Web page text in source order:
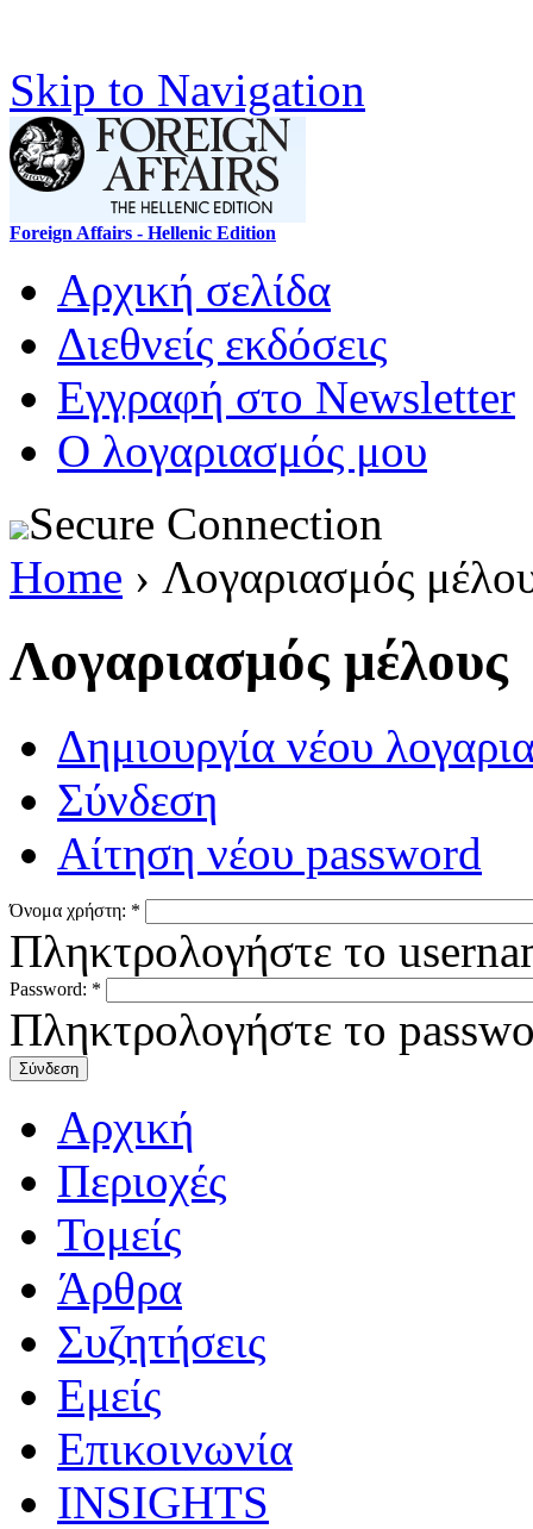
Skip to Navigation
Foreign Affairs - Hellenic Edition
Αρχική σελίδα
Διεθνείς εκδόσεις
Εγγραφή στο Newsletter
Ο λογαριασμός μου
Secure Connection
Home › Λογαριασμός
Λογαριασμός μέλους
Δημιουργία νέου
Σύνδεση
Αίτηση νέου password
Όνομα χρήστη: *
Πληκτρολογήστε το
Password: *
Πληκτρολογήστε το
Αρχική
Περιοχές
Τομείς
Άρθρα
Συζητήσεις
Εμείς
Επικοινωνία
INSIGHTS